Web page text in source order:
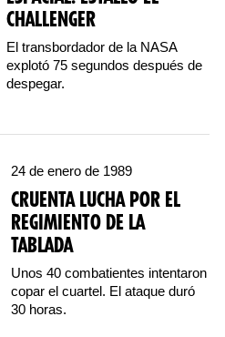
CHALLENGER
El transbordador de la NASA
explotó 75 segundos después de
despegar.
24 de enero de 1989
CRUENTA LUCHA POR EL
REGIMIENTO DE LA
TABLADA
Unos 40 combatientes intentaron
copar el cuartel. El ataque duró
30 horas.